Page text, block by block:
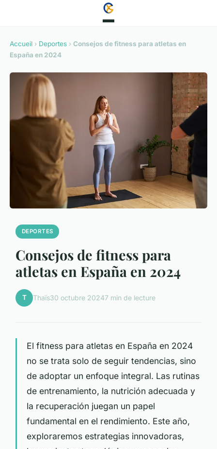
Accueil › Deportes › Consejos de fitness para atletas en
España en 2024
DEPORTES
Consejos de fitness para
atletas en España en 2024
T Thaïs30 octubre 20247 min de lecture
El fitness para atletas en España en 2024
no se trata solo de seguir tendencias, sino
de adoptar un enfoque integral. Las rutinas
de entrenamiento, la nutrición adecuada y
la recuperación juegan un papel
fundamental en el rendimiento. Este año,
exploraremos estrategias innovadoras,